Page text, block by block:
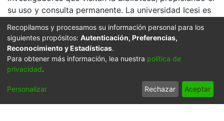
su uso y consulta permanente. La universidad Icesi es
la tecnología que permite la consulta de las imágenes.
Click on the image to open the gallery.
Citation
s. n., s. n. & s. n. (1956). Margoth Rojas, jugando en el
parque infantil de Yotoco & 603815. YOTOCO:
Biblioteca Departamental Jorge Garces Borrero.
Recopilamos y procesamos su información personal para los
siguientes propósitos: Autenticación, Preferencias,
Reconocimiento y Estadísticas.
Para obtener más información, lea nuestra política de
privacidad.
Personalizar Rechazar Aceptar